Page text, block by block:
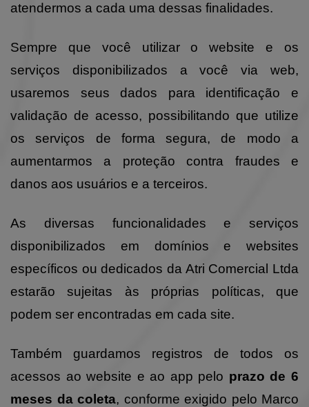
atendermos a cada uma dessas finalidades.
Sempre que você utilizar o website e os
serviços disponibilizados a você via web,
usaremos seus dados para identificação e
validação de acesso, possibilitando que utilize
os serviços de forma segura, de modo a
aumentarmos a proteção contra fraudes e
danos aos usuários e a terceiros.
As diversas funcionalidades e serviços
disponibilizados em domínios e websites
específicos ou dedicados da Atri Comercial Ltda
estarão sujeitas às próprias políticas, que
podem ser encontradas em cada site.
Também guardamos registros de todos os
acessos ao website e ao app pelo prazo de 6
meses da coleta, conforme exigido pelo Marco